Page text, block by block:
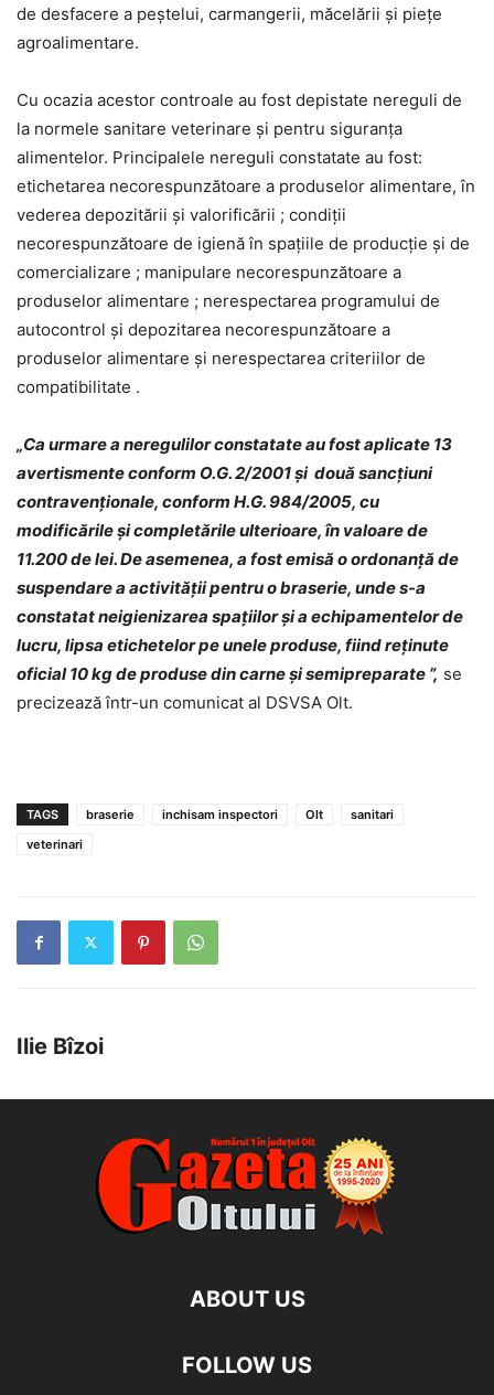
de desfacere a peştelui, carmangerii, măcelării și pieţe
agroalimentare.
Cu ocazia acestor controale au fost depistate nereguli de
la normele sanitare veterinare şi pentru siguranţa
alimentelor. Principalele nereguli constatate au fost:
etichetarea necorespunzătoare a produselor alimentare, în
vederea depozitării şi valorificării ; condiții
necorespunzătoare de igienă în spațiile de producție şi de
comercializare ; manipulare necorespunzătoare a
produselor alimentare ; nerespectarea programului de
autocontrol și depozitarea necorespunzătoare a
produselor alimentare şi nerespectarea criteriilor de
compatibilitate .
„Ca urmare a neregulilor constatate au fost aplicate 13
avertismenteconform O.G. 2/2001 şi două sancțiuni
contravenționale, conform H.G. 984/2005, cu
modificările şi completările ulterioare, în valoare de
11.200 de lei. De asemenea, a fost emisă o ordonanţă de
suspendare a activităţii pentru o braserie, unde s-a
constatat neigienizarea spaţiilor şi a echipamentelor de
lucru, lipsa etichetelor pe unele produse, fiind reţinute
oficial 10 kg de produse din carne şi semipreparate ”, se
precizează într-un comunicat al DSVSA Olt.
TAGS braserie inchisam inspectori Olt
sanitari
veterinari
Ilie Bîzoi
ABOUT US
FOLLOW US